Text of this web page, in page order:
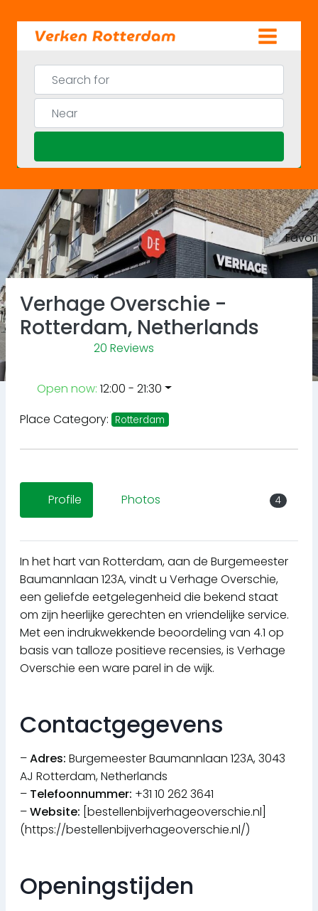
content
Search for
Near
Previous
Verhage Overschie -
Rotterdam, Netherlands
20 Reviews
Open now: 12:00 - 21:30
Place Category: Rotterdam
Profile Photos 4
In het hart van Rotterdam, aan de Burgemeester
Baumannlaan 123A, vindt u Verhage Overschie,
een geliefde eetgelegenheid die bekend staat
om zijn heerlijke gerechten en vriendelijke service.
Met een indrukwekkende beoordeling van 4.1 op
basis van talloze positieve recensies, is Verhage
Overschie een ware parel in de wijk.
Contactgegevens
–Adres: Burgemeester Baumannlaan 123A, 3043
AJ Rotterdam, Netherlands
– Telefoonnummer: +31 10 262 3641
–Website: [bestellenbijverhageoverschie.nl]
(https://bestellenbijverhageoverschie.nl/)
Openingstijden